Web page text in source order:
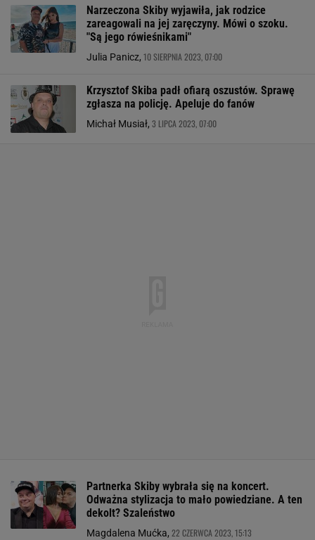
Narzeczona Skiby wyjawiła, jak rodzice
zareagowali na jej zaręczyny. Mówi o szoku.
"Są jego rówieśnikami"
Julia Panicz, 10 SIERPNIA 2023, 07:00
Krzysztof Skiba padł ofiarą oszustów. Sprawę
zgłasza na policję. Apeluje do fanów
Michał Musiał, 3 LIPCA 2023, 07:00
Partnerka Skiby wybrała się na koncert.
Odważna stylizacja to mało powiedziane. A ten
dekolt? Szaleństwo
Magdalena Mućka, 22 CZERWCA 2023, 15:13